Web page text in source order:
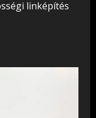
linképítés